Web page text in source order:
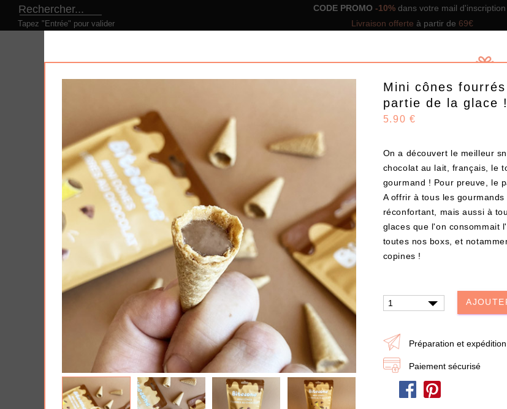
Tapez "Entrée" pour valider
CODE PROMO -10% dans votre mail d'inscription
Livraison offerte à partir de 69€
LE CONCEPT NOS PRODUITS NOS DESIGNS DE BOX
Produits Design
Mini cônes
partie de la glace !
5.90 €
On a découvert le meilleur
chocolat au lait, français, le
gourmand ! Pour preuve, le
A offrir à tous les
réconfortant, mais aussi à
glaces que l'on consommait
toutes nos boxs, et
copines !
Préparation et
Paiement sécurisé
CHOISISSEZ VOS
Tous nos produits Lui dire je t'aime
Offrir une Box cadeau n'a jamais été aussi simple : choisissez les produits et ajoutez-
PRIX POUR QUI ?